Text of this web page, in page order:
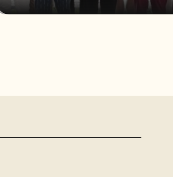
forskere og sterke faglige diskusjoner.